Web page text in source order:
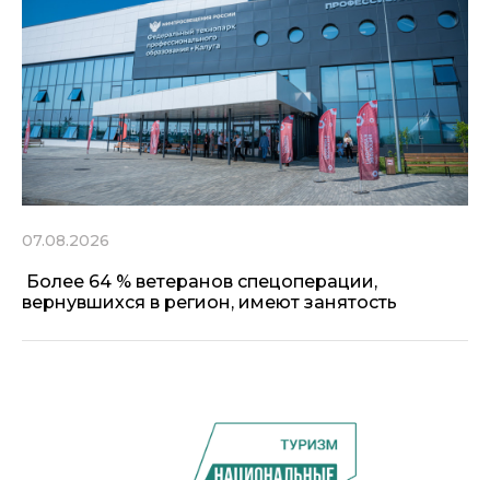
07.08.2026
Более 64 % ветеранов спецоперации,
вернувшихся в регион, имеют занятость